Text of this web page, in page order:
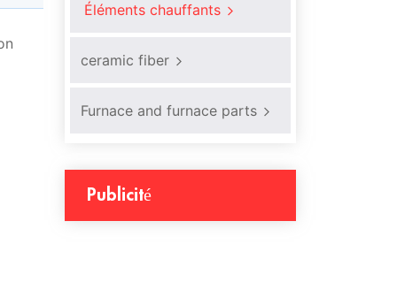
Éléments chauffants
ceramic fiber
Furnace and furnace parts
Publicité